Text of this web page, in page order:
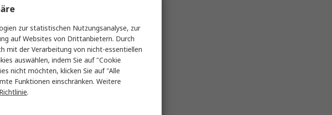
zur statistischen Nutzungsanalyse, zur
auf Websites von Drittanbietern. Durch
mit der Verarbeitung von nicht-essentiellen
auswählen, indem Sie auf "Cookie
nicht möchten, klicken Sie auf "Alle
Funktionen einschränken. Weitere
.